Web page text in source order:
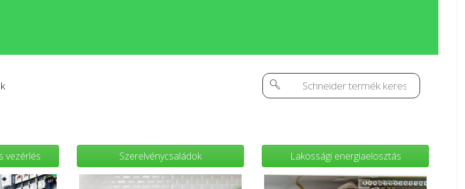
vezérlés Szerelvénycsaládok Lakossági energiaelosztás